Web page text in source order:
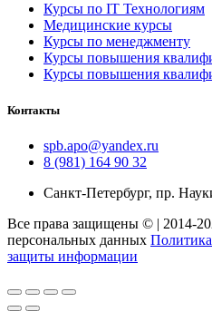
Курсы по IT Технологиям
Медицинские курсы
Курсы по менеджменту
Курсы повышения
Курсы повышения
Контакты
spb.apo@yandex.ru
8 (981) 164 90 32
Санкт-Петербург, пр.
Все права защищены © | 2014-
персональных данных
защиты информации